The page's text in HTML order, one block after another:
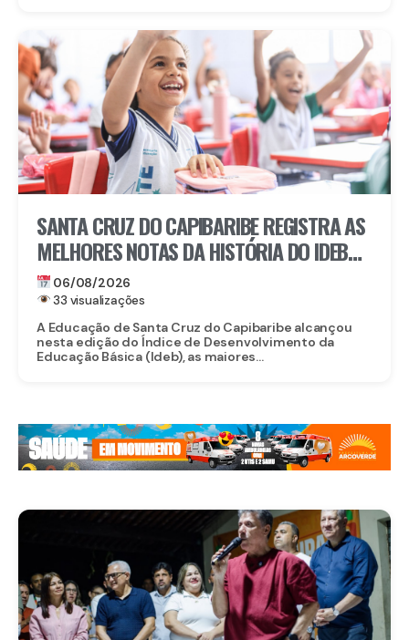
SANTA CRUZ DO CAPIBARIBE REGISTRA AS
MELHORES NOTAS DA HISTÓRIA DO IDEB
NA REDE MUNICIPAL
06/08/2026
33 visualizações
A Educação de Santa Cruz do Capibaribe alcançou
nesta edição do Índice de Desenvolvimento da
Educação Básica (Ideb), as maiores...